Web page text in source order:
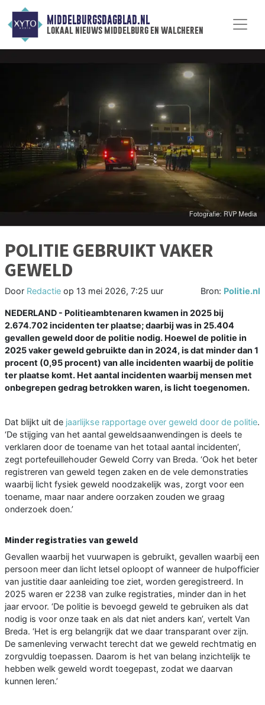
MIDDELBURGSDAGBLAD.NL
lokaal nieuws middelburg en walcheren
POLITIE GEBRUIKT VAKER
GEWELD
Door Redactie op 13 mei 2026, 7:25 uur Bron: Politie.nl
NEDERLAND - Politieambtenaren kwamen in 2025 bij
2.674.702 incidenten ter plaatse; daarbij was in 25.404
gevallen geweld door de politie nodig. Hoewel de politie in
2025 vaker geweld gebruikte dan in 2024, is dat minder dan 1
procent (0,95 procent) van alle incidenten waarbij de politie
ter plaatse komt. Het aantal incidenten waarbij mensen met
onbegrepen gedrag betrokken waren, is licht toegenomen.
Dat blijkt uit de jaarlijkse rapportage over geweld door de politie.
‘De stijging van het aantal geweldsaanwendingen is deels te
verklaren door de toename van het totaal aantal incidenten’,
zegt portefeuillehouder Geweld Corry van Breda. ‘Ook het beter
registreren van geweld tegen zaken en de vele demonstraties
waarbij licht fysiek geweld noodzakelijk was, zorgt voor een
toename, maar naar andere oorzaken zouden we graag
onderzoek doen.’
Minder registraties van geweld
Gevallen waarbij het vuurwapen is gebruikt, gevallen waarbij een
persoon meer dan licht letsel oploopt of wanneer de hulpofficier
van justitie daar aanleiding toe ziet, worden geregistreerd. In
2025 waren er 2238 van zulke registraties, minder dan in het
jaar ervoor. ‘De politie is bevoegd geweld te gebruiken als dat
nodig is voor onze taak en als dat niet anders kan’, vertelt Van
Breda. ‘Het is erg belangrijk dat we daar transparant over zijn.
De samenleving verwacht terecht dat we geweld rechtmatig en
zorgvuldig toepassen. Daarom is het van belang inzichtelijk te
hebben welk geweld wordt toegepast, zodat we daarvan
kunnen leren.’